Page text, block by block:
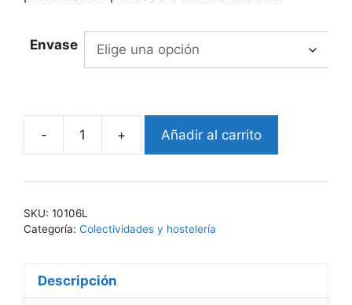
Envase
-
EKO-
101
cantidad
+ Añadir al carrito
SKU: 10106L
Categoría: Colectividades y hostelería
Descripción